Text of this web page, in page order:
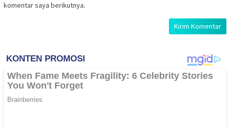
komentar saya berikutnya.